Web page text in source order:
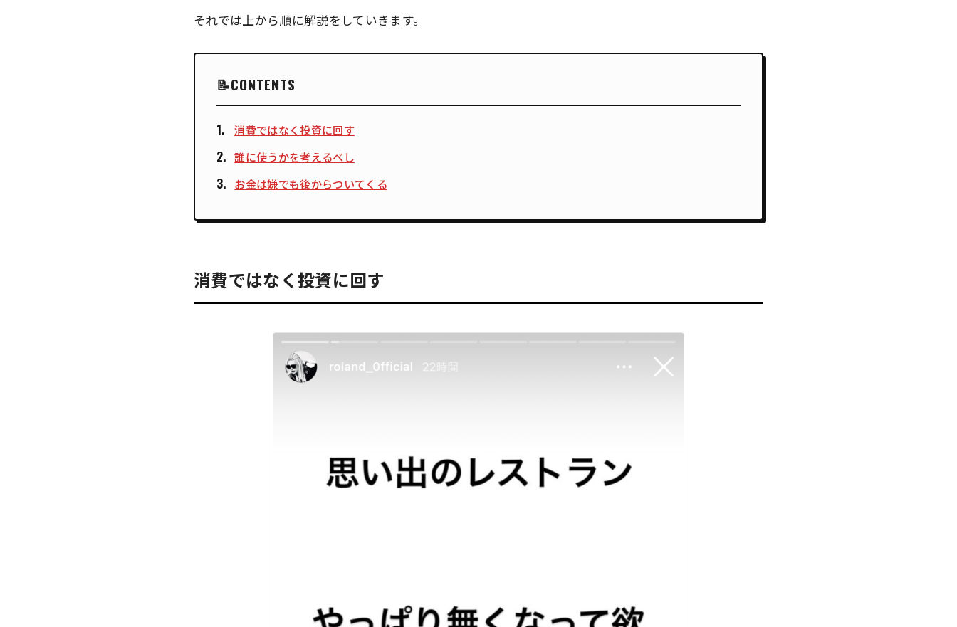
それでは上から順に解説をしていきます。
CONTENTS
消費ではなく投資に回す
誰に使うかを考えるべし
お金は嫌でも後からついてくる
消費ではなく投資に回す